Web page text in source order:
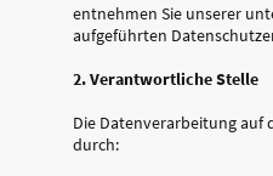
entnehmen Sie unserer
aufgeführten
2. Verantwortliche Stelle
Die Datenverarbeitung auf
durch: